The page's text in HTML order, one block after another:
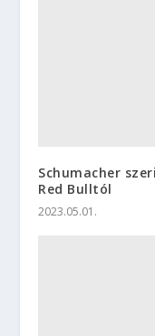
Schumacher
Red Bulltól
2023.05.01.